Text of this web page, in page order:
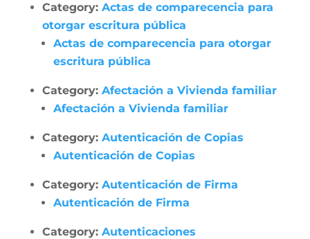
Category: Actas de comparecencia para
otorgar escritura pública
Actas de comparecencia para otorgar
escritura pública
Category: Afectación a Vivienda familiar
Afectación a Vivienda familiar
Category: Autenticación de Copias
Autenticación de Copias
Category: Autenticación de Firma
Autenticación de Firma
Category: Autenticaciones